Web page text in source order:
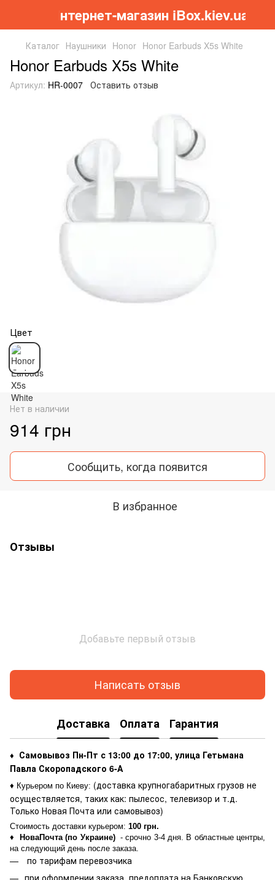
Інтернет-магазин iBox.kiev.ua
Каталог Наушники Honor Honor Earbuds X5s White
Honor Earbuds X5s White
Артикул: HR-0007 Оставить отзыв
Цвет
Нет в наличии
914 грн
Сообщить, когда появится
В избранное
Отзывы
Добавьте первый отзыв
Написать отзыв
Доставка Оплата Гарантия
♦
Самовывоз Пн-Пт с 13:00 до 17:00, улица Гетьмана
Павла Скоропадского 6-А
♦ Курьером по Киеву: (доставка крупногабаритных грузов не
осуществляется, таких как: пылесос, телевизор и т.д.
Только Новая Почта или самовывоз)
Стоимость доставки курьером: 100 грн.
♦ НоваПочта (по Украине)- срочно 3-4 дня. В областные центры,
на следующий день после заказа.
по тарифам перевозчика
при оформлении заказа, предоплата на Банковскую